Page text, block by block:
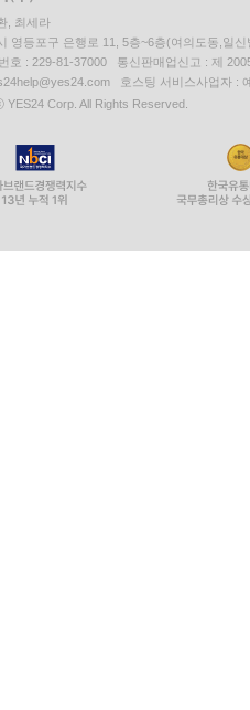
, 최세라
영등포구 은행로 11, 5층~6층(여의도동,일신
호 : 229-81-37000 통신판매업신고 : 제
호스팅 서비스사업자 :
Corp. All Rights Reserved.